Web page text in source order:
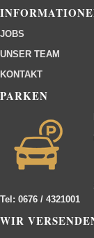
JOBS
UNSER TEAM
KONTAKT
PARKEN
Tel: 0676 / 4321001
WIR